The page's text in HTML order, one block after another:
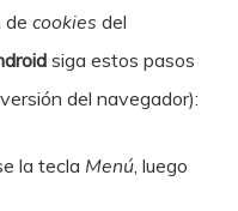
de cookies del
siga estos pasos
del navegador):
la tecla Menú, luego